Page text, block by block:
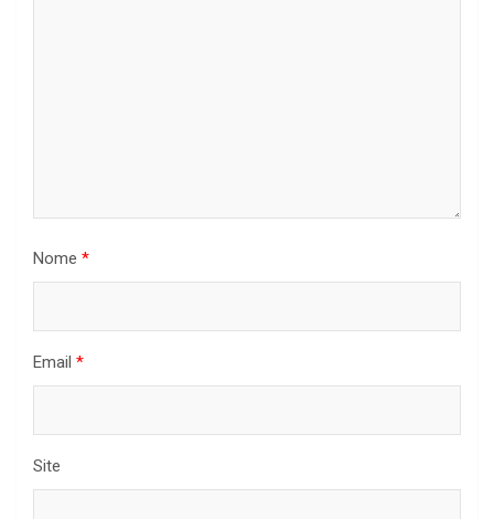
Nome *
Email *
Site